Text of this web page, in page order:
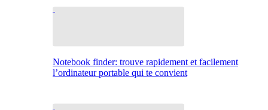
Notebook finder: trouve rapidement et facilement
l’ordinateur portable qui te convient